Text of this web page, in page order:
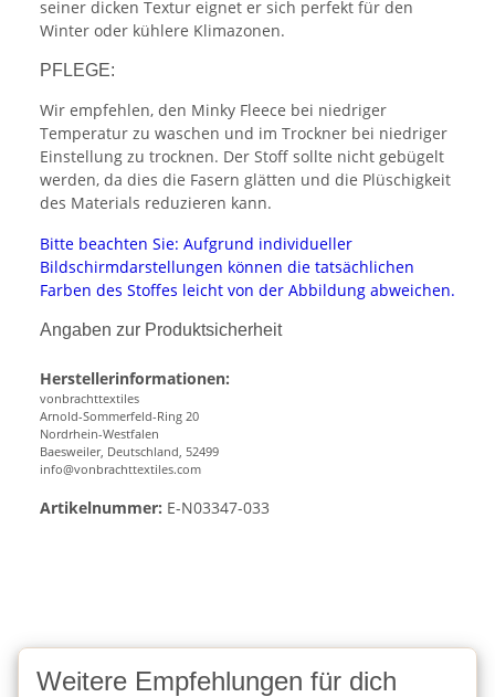
seiner dicken Textur eignet er sich perfekt für den
Winter oder kühlere Klimazonen.
PFLEGE:
Wir empfehlen, den Minky Fleece bei niedriger
Temperatur zu waschen und im Trockner bei niedriger
Einstellung zu trocknen. Der Stoff sollte nicht gebügelt
werden, da dies die Fasern glätten und die Plüschigkeit
des Materials reduzieren kann.
Bitte beachten Sie: Aufgrund individueller
Bildschirmdarstellungen können die tatsächlichen
Farben des Stoffes leicht von der Abbildung abweichen.
Angaben zur Produktsicherheit
Herstellerinformationen:
vonbrachttextiles
Arnold-Sommerfeld-Ring 20
Nordrhein-Westfalen
Baesweiler, Deutschland, 52499
info@vonbrachttextiles.com
Artikelnummer: E-N03347-033
Weitere Empfehlungen für dich